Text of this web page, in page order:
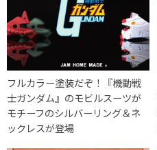
フルカラー塗装だぞ！『機動戦
士ガンダム』のモビルスーツが
モチーフのシルバーリング＆ネ
ックレスが登場